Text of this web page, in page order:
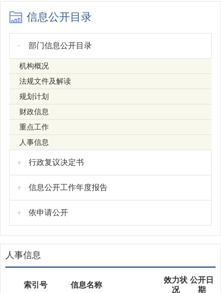
信息公开目录
部门信息公开目录
机构概况
法规文件及解读
规划计划
财政信息
重点工作
人事信息
行政复议决定书
信息公开工作年度报告
依申请公开
人事信息
索引号 信息名称
效力状
况
公开日
期